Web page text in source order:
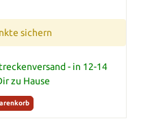
sichern
- in 12-14
zu Hause